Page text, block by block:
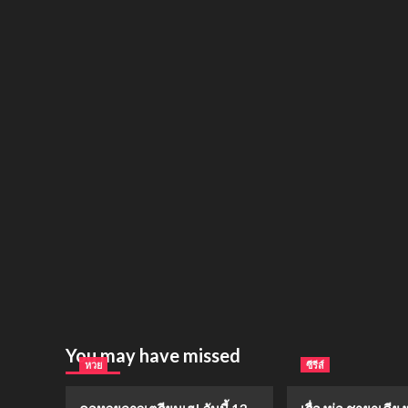
You may have missed
หวย ซีรีส์